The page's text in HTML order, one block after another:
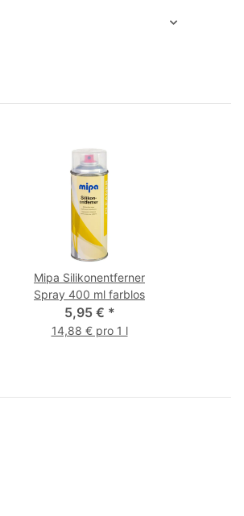
Mipa Silikonentferner
Spray 400 ml farblos
5,95 € *
14,88 € pro 1 l